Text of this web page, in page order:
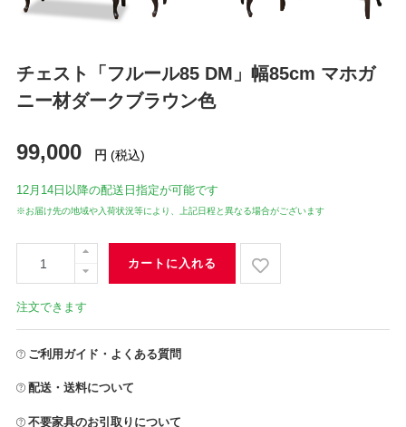
チェスト「フルール85 DM」幅85cm マホガ
ニー材ダークブラウン色
99,000 円 (税込)
12月14日 以降の配送日指定が可能です
※お届け先の地域や入荷状況等により、上記日程と異なる場合がございます
カートに入れる
注文できます
ご利用ガイド・よくある質問
配送・送料について
不要家具のお引取りについて